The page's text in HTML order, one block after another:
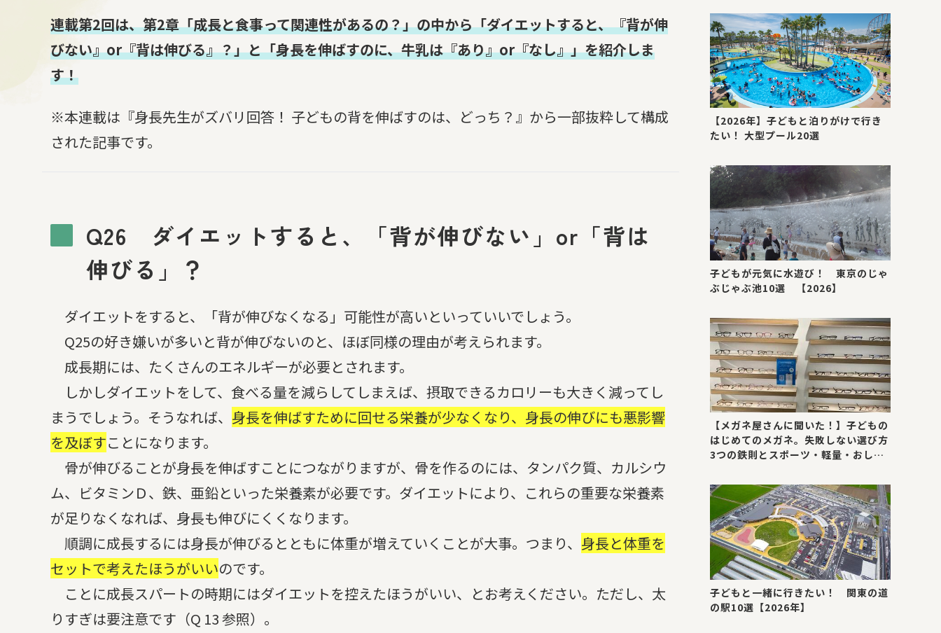
連載第2回は、第2章「成長と食事って関連性があるの？」の中から「ダイエットすると、『背が伸
びない』or『背は伸びる』？」と「身長を伸ばすのに、牛乳は『あり』or『なし』」を紹介しま
す！
※本連載は『身長先生がズバリ回答！ 子どもの背を伸ばすのは、どっち？』から一部抜粋して構成
された記事です。
Q26 ダイエットすると、「背が伸びない」or「背は
伸びる」？
ダイエットをすると、「背が伸びなくなる」可能性が高いといっていいでしょう。
Q25の好き嫌いが多いと背が伸びないのと、ほぼ同様の理由が考えられます。
成長期には、たくさんのエネルギーが必要とされます。
しかしダイエットをして、食べる量を減らしてしまえば、摂取できるカロリーも大きく減ってし
まうでしょう。そうなれば、 身長を伸ばすために回せる栄養が少なくなり、身長の伸びにも悪影響
を及ぼすことになります。
骨が伸びることが身長を伸ばすことにつながりますが、骨を作るのには、タンパク質、カルシウ
ム、ビタミンＤ、鉄、亜鉛といった栄養素が必要です。ダイエットにより、これらの重要な栄養素
が足りなくなれば、身長も伸びにくくなります。
順調に成長するには身長が伸びるとともに体重が増えていくことが大事。つまり、 身長と体重を
セットで考えたほうがいいのです。
ことに成長スパートの時期にはダイエットを控えたほうがいい、とお考えください。ただし、太
りすぎは要注意です（Q 13 参照）。
【2026年】子どもと泊りがけで行き
たい！ 大型プール20選
子どもが元気に水遊び！ 東京のじゃ
ぶじゃぶ池10選 【2026】
【メガネ屋さんに聞いた！】子どもの
はじめてのメガネ。失敗しない選び方
3つの鉄則とスポーツ・軽量・おしゃ
子どもと一緒に行きたい！ 関東の道
の駅10選【2026年】